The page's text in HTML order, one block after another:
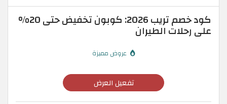
كود خصم تريب 2026: كوبون تخفيض حتى 20%
على رحلات الطيران
عروض مميزة
تفعيل العرض